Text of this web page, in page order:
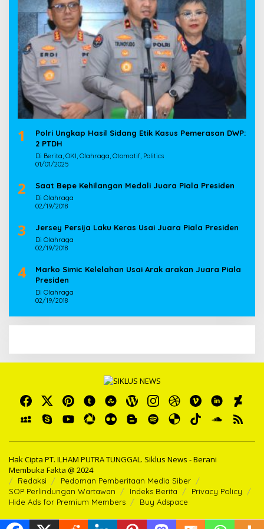
1
Polri Ungkap Hasil Sidang Etik Kasus Pemerasan DWP:
2 PTDH
Di Berita, OKI, Olahraga, Otomatif, Politics
01/01/2025
2 Saat Bepe Kehilangan Medali Juara Piala Presiden
Di Olahraga
02/19/2018
3 Jersey Persija Laku Keras Usai Juara Piala Presiden
Di Olahraga
02/19/2018
4
Marko Simic Kelelahan Usai Arak arakan Juara Piala
Presiden
Di Olahraga
02/19/2018
Hak Cipta PT. ILHAM PUTRA TUNGGAL. Siklus News - Berani
Membuka Fakta @ 2024
Redaksi
Pedoman Pemberitaan Media Siber
SOP Perlindungan Wartawan
Indeks Berita
Privacy Policy
Hide Ads for Premium Members
Buy Adspace